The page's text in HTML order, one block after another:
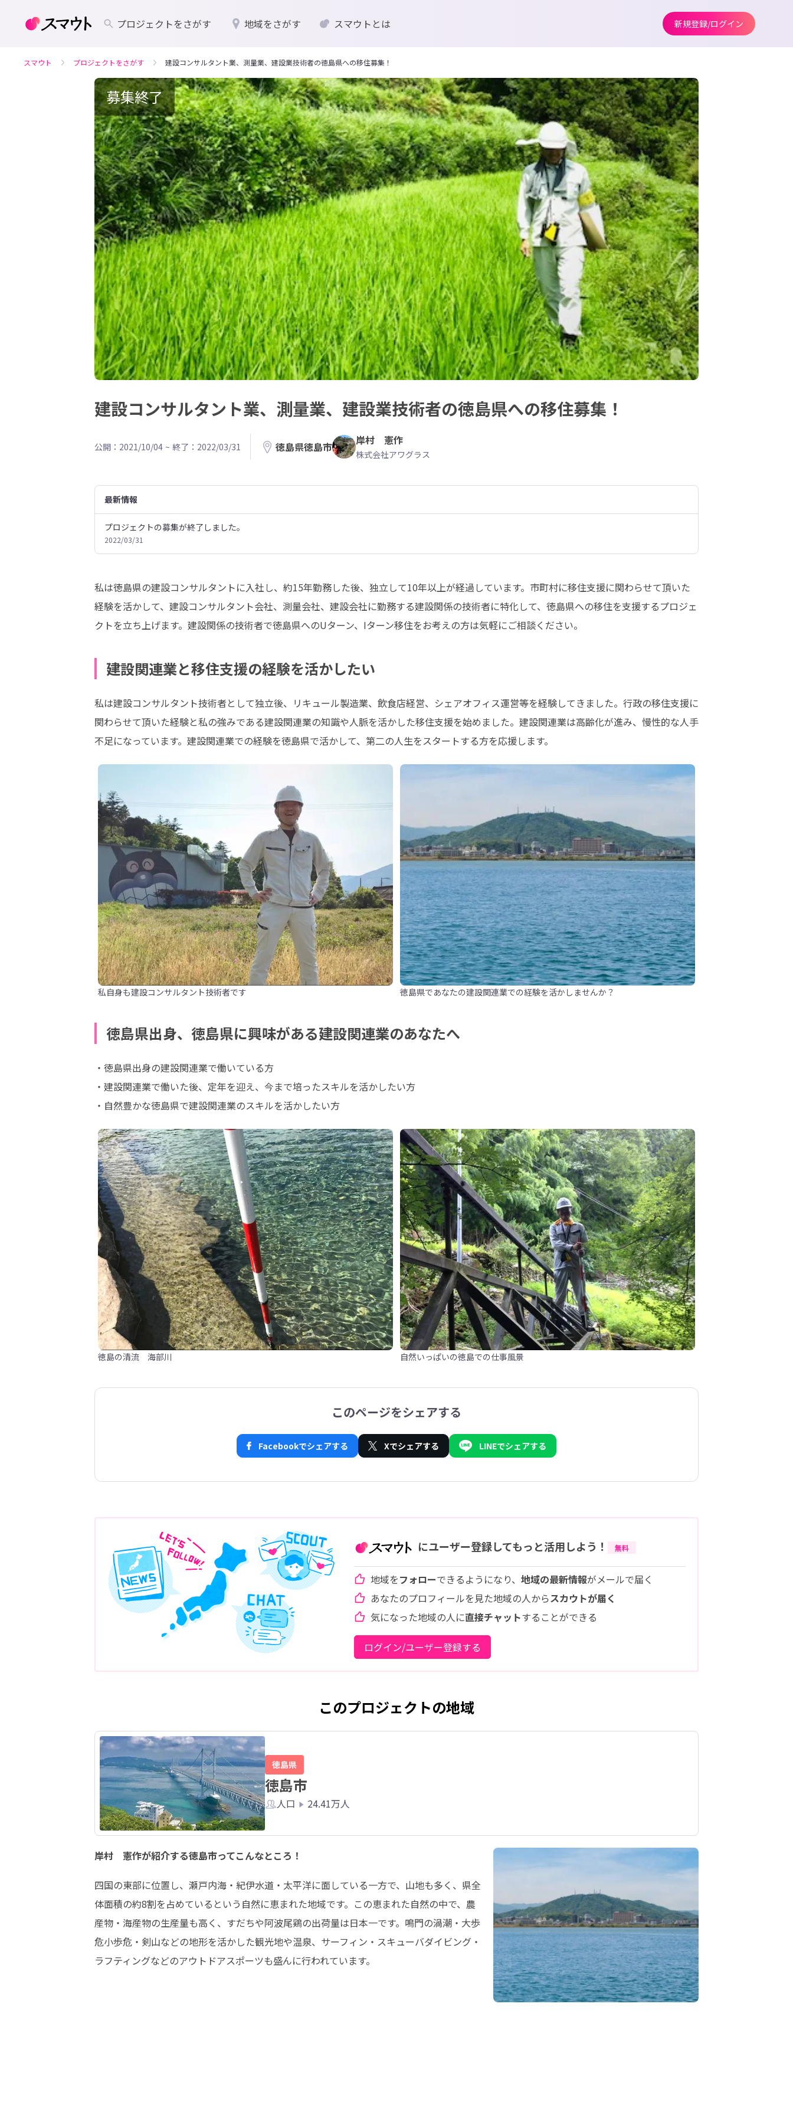
プロジェクトをさがす 地域をさがす スマウトとは 新規登録/ログイン
スマウト プロジェクトをさがす 建設コンサルタント業、測量業、建設業技術者の徳島県への移住募集！
募集終了
建設コンサルタント業、測量業、建設業技術者の徳島県への移住募集！
公開：2021/10/04 ~ 終了：2022/03/31 徳島県徳島市 岸村 憲作
株式会社アワグラス
最新情報
プロジェクトの募集が終了しました。
2022/03/31
私は徳島県の建設コンサルタントに入社し、約15年勤務した後、独立して10年以上が経過しています。市町村に移住支援に関わらせて頂いた
経験を活かして、建設コンサルタント会社、測量会社、建設会社に勤務する建設関係の技術者に特化して、徳島県への移住を支援するプロジェ
クトを立ち上げます。建設関係の技術者で徳島県へのUターン、Iターン移住をお考えの方は気軽にご相談ください。
建設関連業と移住支援の経験を活かしたい
私は建設コンサルタント技術者として独立後、リキュール製造業、飲食店経営、シェアオフィス運営等を経験してきました。行政の移住支援に
関わらせて頂いた経験と私の強みである建設関連業の知識や人脈を活かした移住支援を始めました。建設関連業は高齢化が進み、慢性的な人手
不足になっています。建設関連業での経験を徳島県で活かして、第二の人生をスタートする方を応援します。
私自身も建設コンサルタント技術者です 徳島県であなたの建設関連業での経験を活かしませんか？
徳島県出身、徳島県に興味がある建設関連業のあなたへ
・徳島県出身の建設関連業で働いている方
・建設関連業で働いた後、定年を迎え、今まで培ったスキルを活かしたい方
・自然豊かな徳島県で建設関連業のスキルを活かしたい方
徳島の清流 海部川 自然いっぱいの徳島での仕事風景
このページをシェアする
Facebookでシェアする Xでシェアする LINEでシェアする
にユーザー登録してもっと活用しよう！ 無料
地域をフォローできるようになり、 地域の最新情報がメールで届く
あなたのプロフィールを見た地域の人からスカウトが届く
気になった地域の人に直接チャットすることができる
ログイン/ユーザー登録する
このプロジェクトの地域
徳島県
徳島市
人口 24.41万人
岸村 憲作が紹介する徳島市ってこんなところ！
四国の東部に位置し、瀬戸内海・紀伊水道・太平洋に面している一方で、山地も多く、県全
体面積の約8割を占めているという自然に恵まれた地域です。この恵まれた自然の中で、農
産物・海産物の生産量も高く、すだちや阿波尾鶏の出荷量は日本一です。鳴門の渦潮・大歩
危小歩危・剣山などの地形を活かした観光地や温泉、サーフィン・スキューバダイビング・
ラフティングなどのアウトドアスポーツも盛んに行われています。